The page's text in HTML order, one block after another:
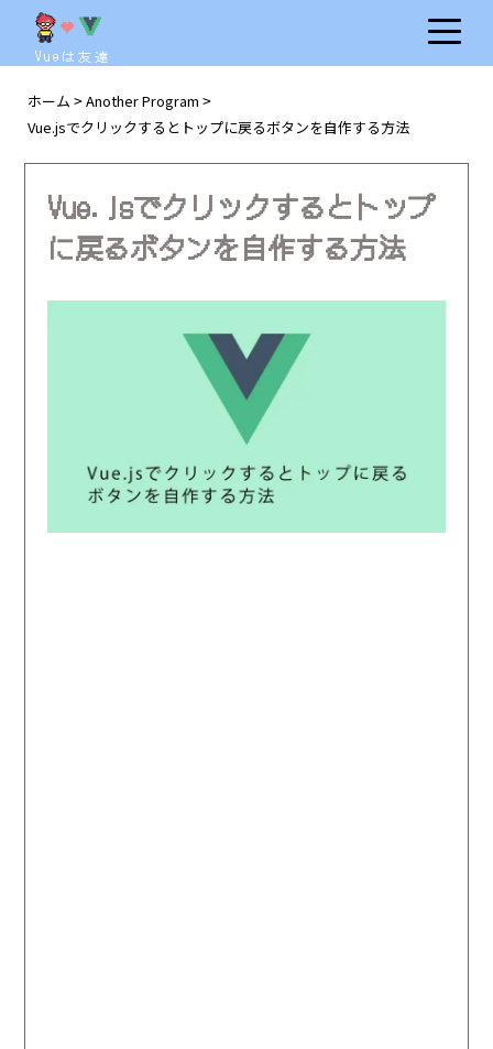
Vueは友達
ホーム > Another Program >
Vue.jsでクリックするとトップに戻るボタンを自作する方法
Vue.jsでクリックするとトップ
に戻るボタンを自作する方法